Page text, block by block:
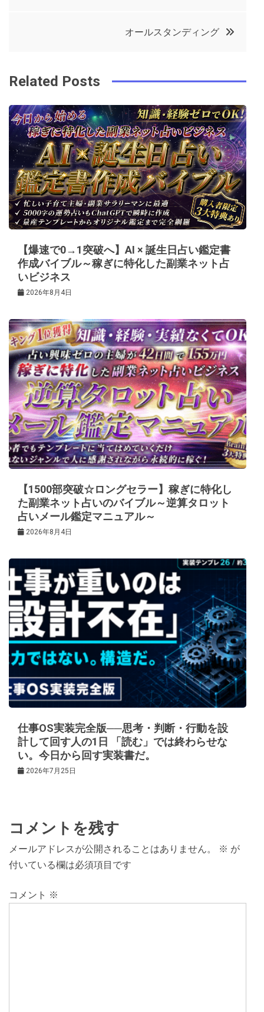
k
t
ビ
ゲ
ー
シ
ョ
ン
オールスタンディング
Related Posts
【爆速で0→1突破へ】AI × 誕生日占い鑑定書
作成バイブル～稼ぎに特化した副業ネット占
いビジネス
2026年8月4日
【1500部突破☆ロングセラー】稼ぎに特化し
た副業ネット占いのバイブル～逆算タロット
占いメール鑑定マニュアル～
2026年8月4日
仕事OS実装完全版──思考・判断・行動を設
計して回す人の1日 「読む」では終わらせな
い。今日から回す実装書だ。
2026年7月25日
コメントを残す
メールアドレスが公開されることはありません。 ※ が
付いている欄は必須項目です
コメント ※